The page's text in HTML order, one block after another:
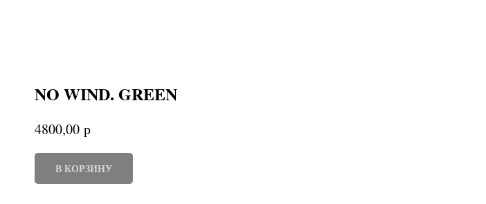
NO WIND. GREEN
4800,00 р
В КОРЗИНУ